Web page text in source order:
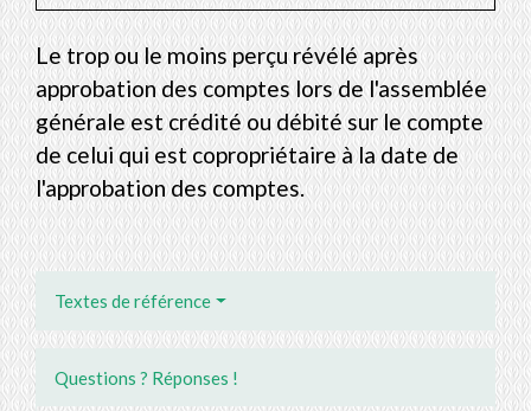
Le trop ou le moins perçu révélé après
approbation des comptes lors de l'assemblée
générale est crédité ou débité sur le compte
de celui qui est copropriétaire à la date de
l'approbation des comptes.
Textes de référence
Questions ? Réponses !